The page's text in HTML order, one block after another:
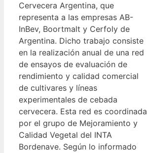
Cervecera Argentina, que
representa a las empresas AB-
InBev, Boortmalt y Cerfoly de
Argentina. Dicho trabajo consiste
en la realización anual de una red
de ensayos de evaluación de
rendimiento y calidad comercial
de cultivares y líneas
experimentales de cebada
cervecera. Esta red es coordinada
por el grupo de Mejoramiento y
Calidad Vegetal del INTA
Bordenave. Según lo informado